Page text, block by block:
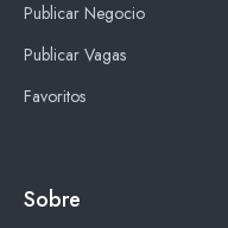
Publicar Negocio
Publicar Vagas
Favoritos
Sobre